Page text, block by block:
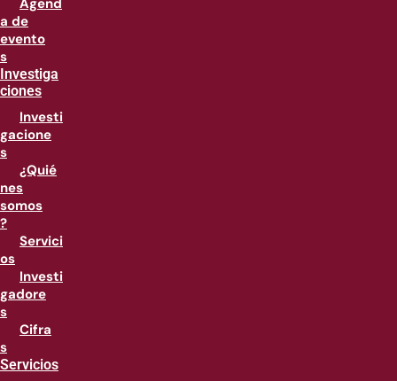
Agend
a de
evento
s
Investiga
ciones
Investi
gacione
s
¿Quié
nes
somos
?
Servici
os
Investi
gadore
s
Cifra
s
Servicios